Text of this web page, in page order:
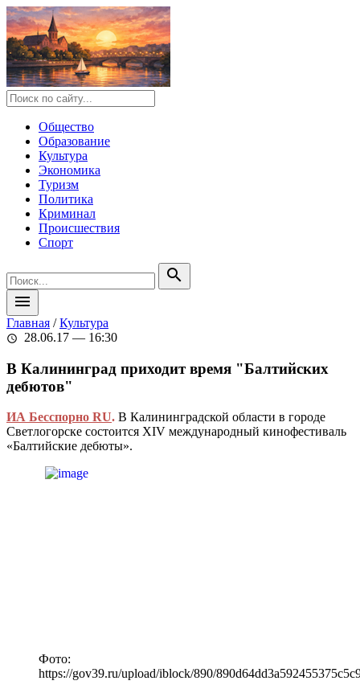
Общество
Образование
Культура
Экономика
Туризм
Политика
Криминал
Происшествия
Спорт
search
menu
Главная /Культура
schedule 28.06.17 — 16:30
В Калининград приходит время "Балтийских
дебютов"
ИА Бесспорно RU. В Калининградской области в городе
Светлогорске состоится XIV международный кинофестиваль
«Балтийские дебюты».
Фото:
https://gov39.ru/upload/iblock/890/